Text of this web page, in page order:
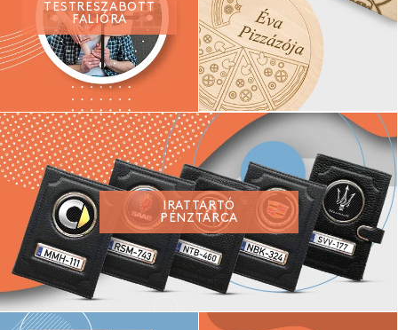
TESTRESZABOTT
FALIÓRA
IRATTARTÓ
PÉNZTÁRCA